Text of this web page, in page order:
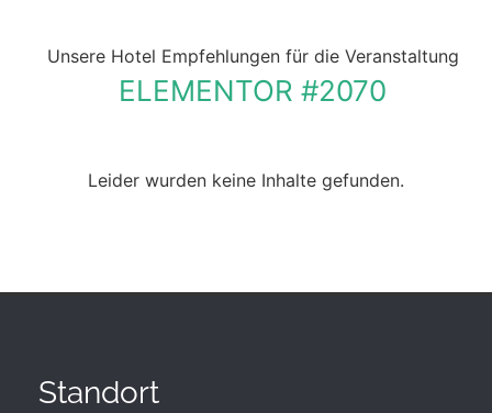
ELEMENTOR #2070
Leider wurden keine Inhalte gefunden.
Standort